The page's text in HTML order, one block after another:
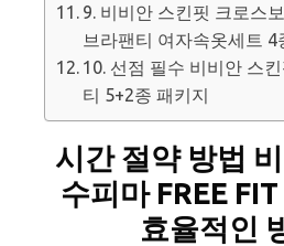
9. 비비안 스킨핏 크로스
브라팬티 여자속옷세트 4
10. 선점 필수 비비안 스
티 5+2종 패키지
시간 절약 방법
수피마 FREE
효율적인